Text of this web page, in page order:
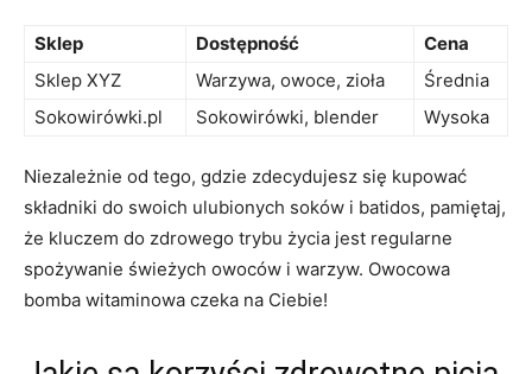
Sklep Dostępność
Cena
Sklep XYZ
Warzywa, owoce, zioła
Średnia
Sokowirówki.pl
Sokowirówki, blender Wysoka
Niezależnie od tego, gdzie zdecydujesz się kupować
składniki do swoich ulubionych soków i batidos, pamiętaj,
że ‍kluczem do ‌zdrowego trybu życia jest regularne‌
spożywanie świeżych owoców i warzyw. Owocowa
bomba witaminowa czeka na Ciebie!